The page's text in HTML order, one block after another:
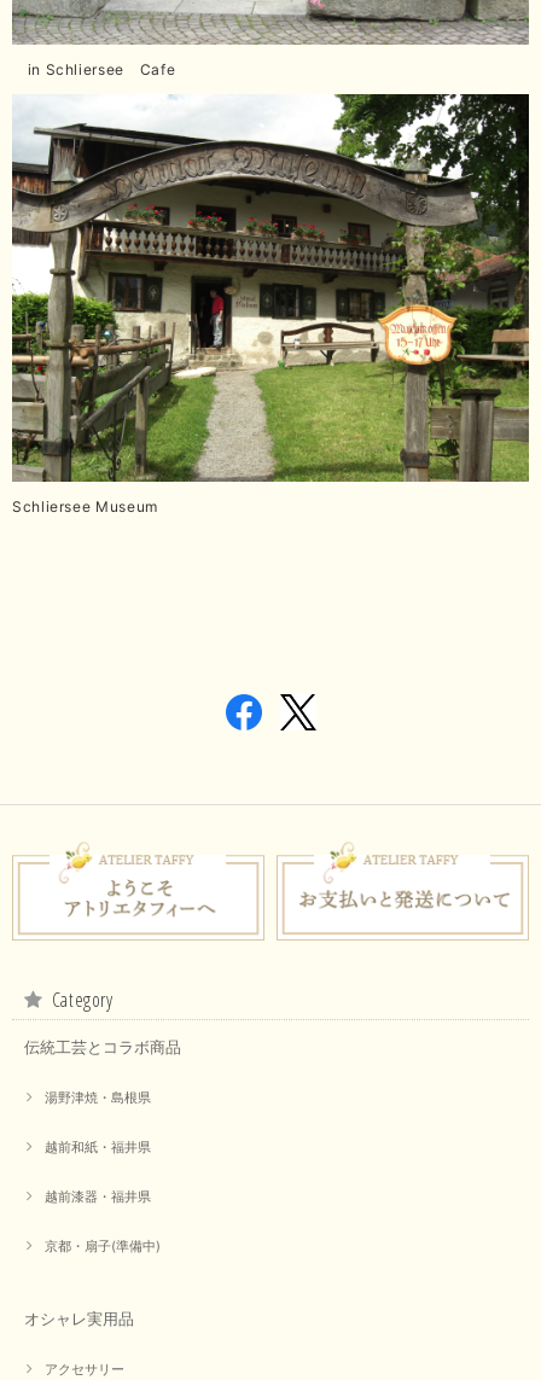
in Schliersee Cafe
Schliersee Museum
Category
伝統工芸とコラボ商品
湯野津焼・島根県
越前和紙・福井県
越前漆器・福井県
京都・扇子(準備中)
オシャレ実用品
アクセサリー